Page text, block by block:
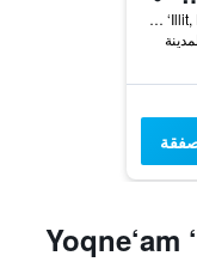
1 Agra Street, Yoqne‘am ‘Illit, Haûafon (Northern), اسرائيل